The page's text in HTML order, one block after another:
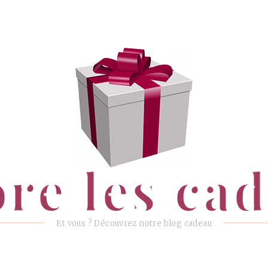
les
Et vous ? Découvrez notre blog cadeau